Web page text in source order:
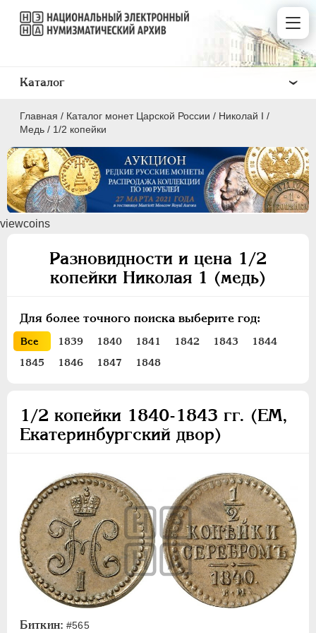
Главная / Каталог монет Царской России / Николай I /
Медь / 1/2 копейки
viewcoins
Разновидности и цена 1/2
копейки Николая 1 (медь)
Для более точного поиска выберите год:
Все 1839 1840 1841 1842 1843
1844
1845
1846 1847 1848
1/2 копейки 1840-1843 гг. (ЕМ,
Екатеринбургский двор)
Биткин: #565
Каталог
ПEТР I 1699 - 1725
ЕКАТЕРИНА I
АННА ИОАННОВНА 1730-1740
ИОАНН АНТОНОВИЧ 1740-1741
ПЕТР III 1762-1762
ЕКАТЕРИНА II
1762-1796
ПАВЕЛ I 1796-1801
Платина
10 копеек
5 копеек
3 копейки
2 копейки
1 копейка
1/2 копейки